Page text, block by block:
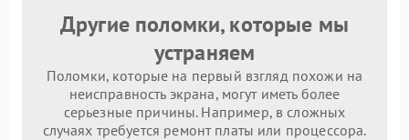
Другие поломки, которые мы
устраняем
Поломки, которые на первый взгляд похожи на
неисправность экрана, могут иметь более
серьезные причины. Например, в сложных
случаях требуется ремонт платы или процессора.